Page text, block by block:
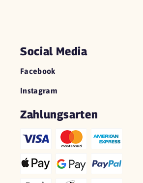
Social Media
Facebook
Instagram
Zahlungsarten